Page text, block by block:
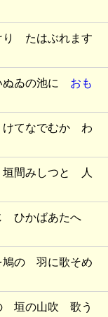
たはぶれます
ゐの池に おも
てなでむか わ
間みしつと 人
ひかばあたへ
の 羽に歌そめ
垣の山吹 歌う